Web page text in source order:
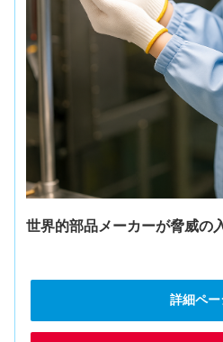
世界的部品メーカーが脅威の
詳細ペー